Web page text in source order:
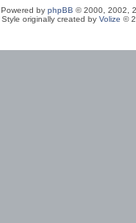
Powered by phpBB © 2000, 2002,
Style originally created by Volize ©